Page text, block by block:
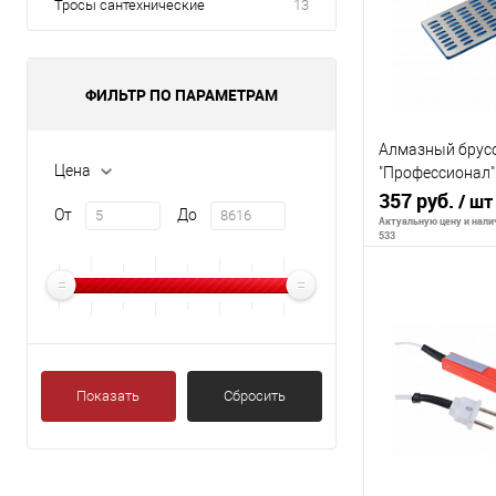
Тросы сантехнические 13
ФИЛЬТР ПО ПАРАМЕТРАМ
Цена
От До
Показать Сбросить
Алмазный
крупная
50х150мм
357 руб. / шт
Актуальную цену и
533
К сравнению
В избранное